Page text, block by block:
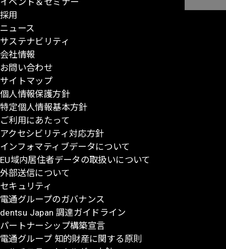
採用
ニュース
サステナビリティ
会社情報
お問い合わせ
サイトマップ
個人情報保護方針
特定個人情報基本方針
ご利用にあたって
アクセシビリティ対応方針
インフォマティブデータについて
EU域内居住者データの取扱いについて
外部送信について
セキュリティ
電通グループのガバナンス
dentsu Japan 調達ガイドライン
パートナーシップ構築宣言
電通グループ 知的財産に関する原則